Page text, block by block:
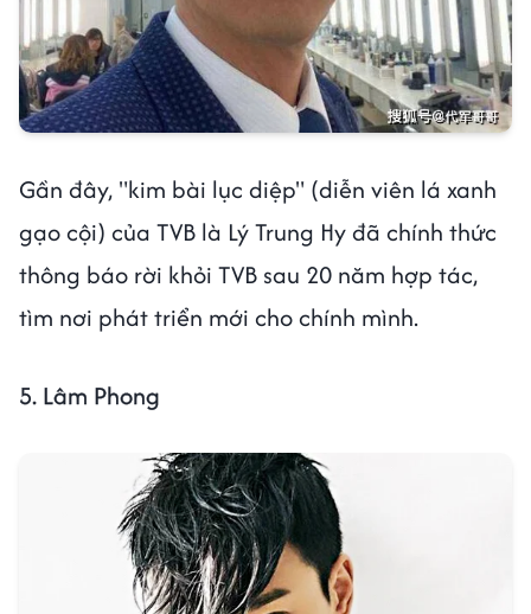
Gần đây, "kim bài lục diệp" (diễn viên lá xanh
gạo cội) của TVB là Lý Trung Hy đã chính thức
thông báo rời khỏi TVB sau 20 năm hợp tác,
tìm nơi phát triển mới cho chính mình.
5. Lâm Phong